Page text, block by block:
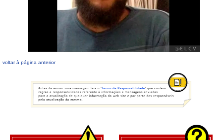
voltar à página anterior